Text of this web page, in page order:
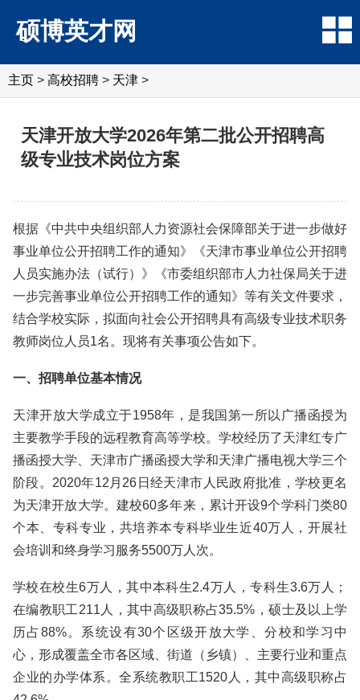
硕博英才网
主页 > 高校招聘 > 天津 >
天津开放大学2026年第二批公开招聘高
级专业技术岗位方案
根据《中共中央组织部人力资源社会保障部关于进一步做好
事业单位公开招聘工作的通知》《天津市事业单位公开招聘
人员实施办法（试行）》《市委组织部市人力社保局关于进
一步完善事业单位公开招聘工作的通知》等有关文件要求，
结合学校实际，拟面向社会公开招聘具有高级专业技术职务
教师岗位人员1名。现将有关事项公告如下。
一、招聘单位基本情况
天津开放大学成立于1958年，是我国第一所以广播函授为
主要教学手段的远程教育高等学校。学校经历了天津红专广
播函授大学、天津市广播函授大学和天津广播电视大学三个
阶段。2020年12月26日经天津市人民政府批准，学校更名
为天津开放大学。建校60多年来，累计开设9个学科门类80
个本、专科专业，共培养本专科毕业生近40万人，开展社
会培训和终身学习服务5500万人次。
学校在校生6万人，其中本科生2.4万人，专科生3.6万人；
在编教职工211人，其中高级职称占35.5%，硕士及以上学
历占88%。系统设有30个区级开放大学、分校和学习中
心，形成覆盖全市各区域、街道（乡镇）、主要行业和重点
企业的办学体系。全系统教职工1520人，其中高级职称占